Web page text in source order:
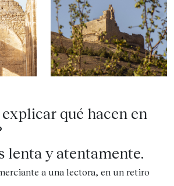
explicar qué hacen en
lenta y atentamente.
a una lectora, en un retiro